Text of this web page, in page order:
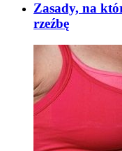
Zasady, na
rzeźbę